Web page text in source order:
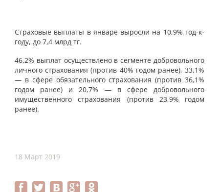
Страховые выплаты в январе выросли на 10,9% год-к-
году, до 7,4 млрд тг.
46,2% выплат осуществлено в сегменте добровольного
личного страхования (против 40% годом ранее), 33,1%
— в сфере обязательного страхования (против 36,1%
годом ранее) и 20,7% — в сфере добровольного
имущественного страхования (против 23,9% годом
ранее).
18 Март 2019